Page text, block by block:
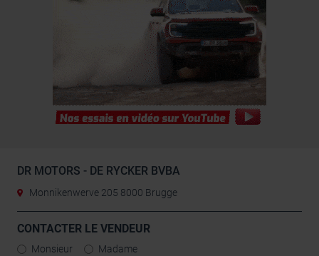
DR MOTORS - DE RYCKER BVBA
Monnikenwerve 205 8000 Brugge
CONTACTER LE VENDEUR
Monsieur Madame